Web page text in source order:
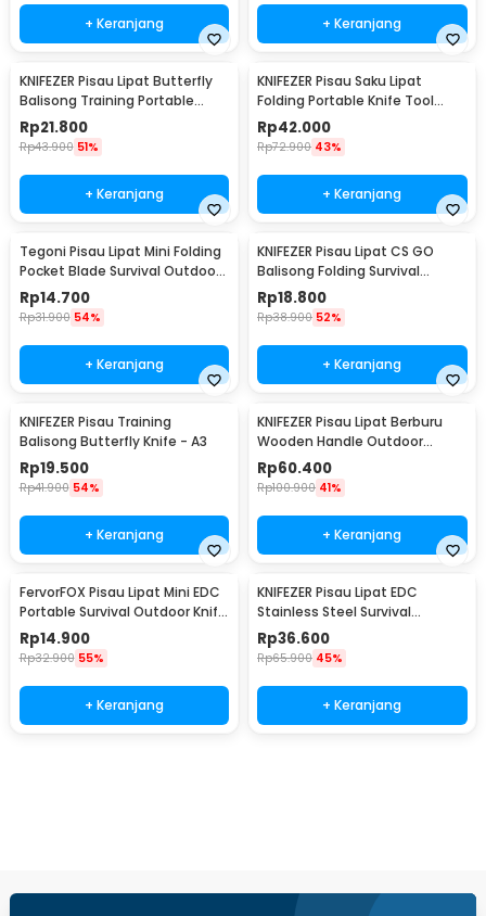
+ Keranjang + Keranjang
KNIFEZER Pisau Lipat Butterfly
Balisong Training Portable
Knife - C28
Rp21.800
Rp43.900 51%
+ Keranjang
KNIFEZER Pisau Saku Lipat
Folding Portable Knife Tool
Wood Grip - S12
Rp42.000
Rp72.900 43%
+ Keranjang
Tegoni Pisau Lipat Mini Folding
Pocket Blade Survival Outdoor
Knife - EO02732
Rp14.700
Rp31.900 54%
+ Keranjang
KNIFEZER Pisau Lipat CS GO
Balisong Folding Survival
Outdoor Knife - C3
Rp18.800
Rp38.900 52%
+ Keranjang
KNIFEZER Pisau Training
Balisong Butterfly Knife - A3
Rp19.500
Rp41.900 54%
+ Keranjang
KNIFEZER Pisau Lipat Berburu
Wooden Handle Outdoor
Survival Knife - CBF64
Rp60.400
Rp100.900 41%
+ Keranjang
FervorFOX Pisau Lipat Mini EDC
Portable Survival Outdoor Knife
- PMT5
Rp14.900
Rp32.900 55%
+ Keranjang
KNIFEZER Pisau Lipat EDC
Stainless Steel Survival
Outdoor Knife - 440C
Rp36.600
Rp65.900 45%
+ Keranjang